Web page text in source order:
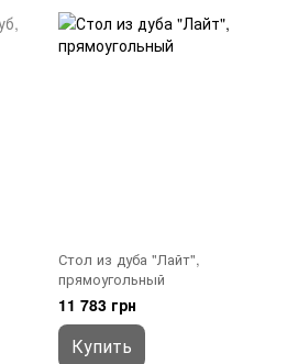
Стол из дуба "Лайт",
прямоугольный
11 783 грн
Купить